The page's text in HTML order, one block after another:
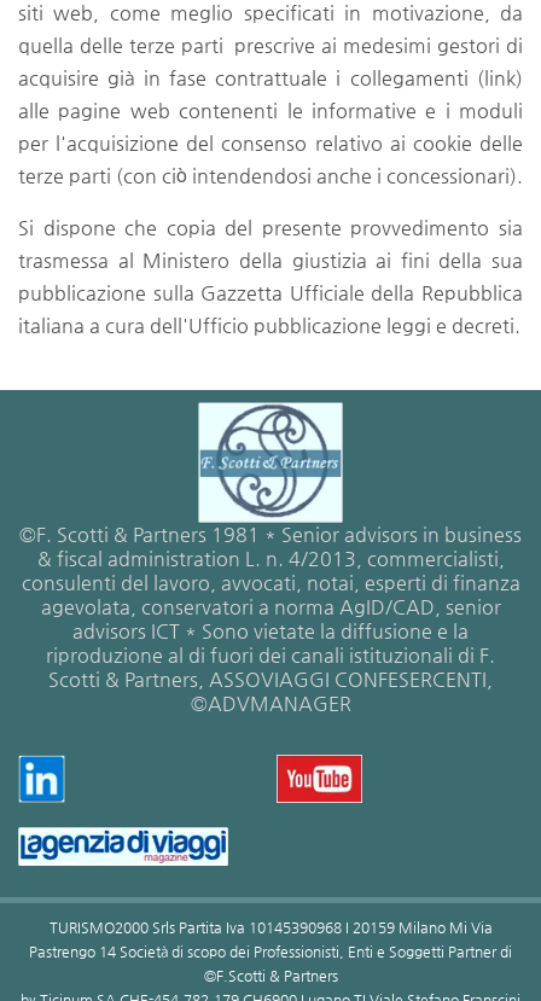
siti web, come meglio specificati in motivazione, da
quella delle terze parti prescrive ai medesimi gestori di
acquisire già in fase contrattuale i collegamenti (link)
alle pagine web contenenti le informative e i moduli
per l'acquisizione del consenso relativo ai cookie delle
terze parti (con ciò intendendosi anche i concessionari).
Si dispone che copia del presente provvedimento sia
trasmessa al Ministero della giustizia ai fini della sua
pubblicazione sulla Gazzetta Ufficiale della Repubblica
italiana a cura dell'Ufficio pubblicazione leggi e decreti.
©F. Scotti & Partners 1981 * Senior advisors in business
& fiscal administration L. n. 4/2013, commercialisti,
consulenti del lavoro, avvocati, notai, esperti di finanza
agevolata, conservatori a norma AgID/CAD, senior
advisors ICT * Sono vietate la diffusione e la
riproduzione al di fuori dei canali istituzionali di F.
Scotti & Partners, ASSOVIAGGI CONFESERCENTI,
©ADVMANAGER
TURISMO2000 Srls Partita Iva 10145390968 I 20159 Milano Mi Via
Pastrengo 14 Società di scopo dei Professionisti, Enti e Soggetti Partner di
©F.Scotti & Partners